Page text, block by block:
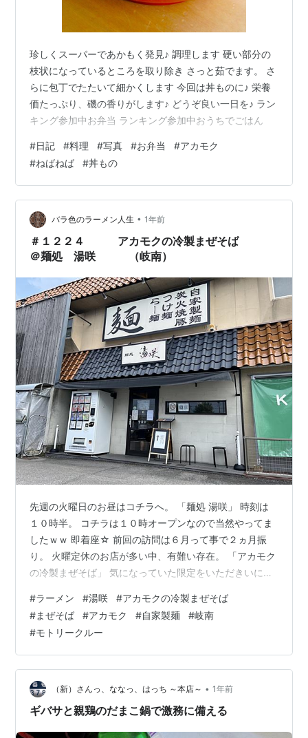
珍しくスーパーであかもく発見♪ 調理します 硬い部分の
枝状になっているところを取り除き さっと茹でます。 さ
らに包丁でたたいて細かくします 今回は丼ものに♪ 栄養
価たっぷり、磯の香りがします♪ どうぞ良い一日を♪ ラン
キング参加中お弁当 ランキング参加中おうちでごはん
#日記 #料理 #写真 #お弁当 #アカモク
#ねばねば #丼もの
バラ色のラーメン人生 • 1年前
＃１２２４ アカモクの冷製まぜそば
＠麺処 湯咲 （岐南）
先週の火曜日のお昼はコチラへ。 「麺処 湯咲」 時刻は
１０時半。 コチラは１０時オープンなので当然やってま
したｗｗ 即着座☆ 前回の訪問は６月って事で２ヵ月振
り。 火曜定休のお店が多い中、有難い存在。 「アカモク
の冷製まぜそば」 気になっていた限定をいただきいに。
何？ って、腰が引けてしまいｗｗ 今年はチャレンジ☆
雰囲気的には３年前にいただいた「がごめ昆布水の冷製
まぜそば」に似ている。 麺の器にはアカモク、温玉、ネ
ギが。 アカモクとは海藻のようで。 選べる麺量は当然の
大盛り☆ よ～く混ぜていただきます。 混ぜれば混ぜるほ
どネバネバ度が増す…
#ラーメン #湯咲 #アカモクの冷製まぜそば
#まぜそば #アカモク #自家製麺 #岐南
#モトリークルー
（新）さんっ、ななっ、はっち ～本店～ • 1年前
ギバサと親鶏のだまこ鍋で激務に備える